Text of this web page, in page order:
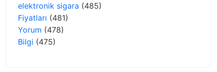
elektronik sigara (485)
Fiyatları (481)
Yorum (478)
Bilgi (475)